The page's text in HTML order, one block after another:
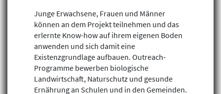
Junge Erwachsene, Frauen und Männer
können an dem Projekt teilnehmen und das
erlernte Know-how auf ihrem eigenen Boden
anwenden und sich damit eine
Existenzgrundlage aufbauen. Outreach-
Programme bewerben biologische
Landwirtschaft, Naturschutz und gesunde
Ernährung an Schulen und in den Gemeinden.